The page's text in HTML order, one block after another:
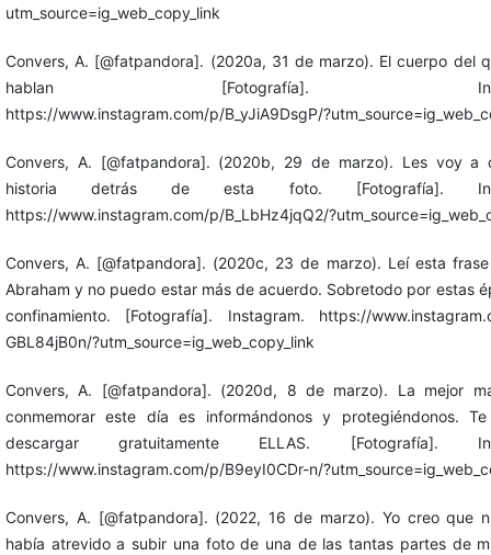
utm_source=ig_web_copy_link
Convers, A. [@fatpandora]. (2020a, 31 de marzo). El cuerpo del
hablan [Fotografía].
https://www.instagram.com/p/B_yJiA9DsgP/
Convers, A. [@fatpandora]. (2020b, 29 de marzo). Les voy a
historia detrás de esta foto. [Fotografía].
https://www.instagram.com/p/B_LbHz4jqQ2/
Convers, A. [@fatpandora]. (2020c, 23 de marzo). Leí esta
Abraham y no puedo estar más de acuerdo. Sobretodo por estas
confinamiento. [Fotografía]. Instagram. https://
GBL84jB0n/?utm_source=ig_web_copy_link
Convers, A. [@fatpandora]. (2020d, 8 de marzo). La mejor
conmemorar este día es informándonos y protegiéndonos.
descargar gratuitamente ELLAS. [Fotografía].
https://www.instagram.com/p/B9eyI0CDr-n/
Convers, A. [@fatpandora]. (2022, 16 de marzo). Yo creo que
había atrevido a subir una foto de una de las tantas partes de